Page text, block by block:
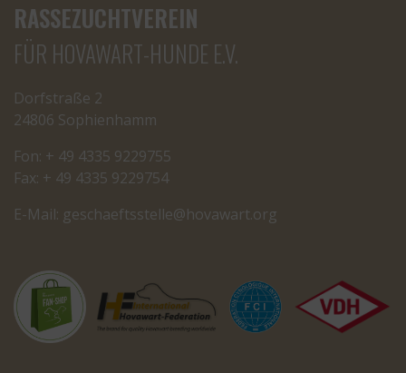
RASSEZUCHTVEREIN
FÜR HOVAWART-HUNDE E.V.
Dorfstraße 2
24806 Sophienhamm
Fon: + 49 4335 9229755
Fax: + 49 4335 9229754
E-Mail:
gro.t
rawav
oh@el
letss
tfeah
cseg